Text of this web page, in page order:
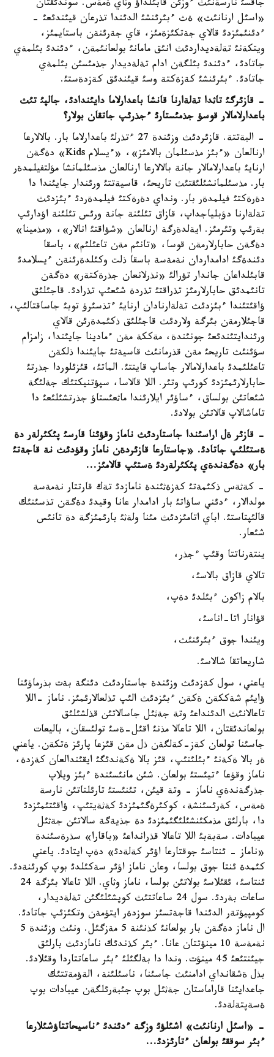
جاقسئ نارسةنئث ءوزئن قابئلداؤ وثاي ةمةس. سوندئقتان
«اسئل ارنانئث» ةث ءبئرئنشئ الدئندا تذرعان قيئندئعئ -
ءدئنئمئزدئ قالاي جةتكئزةمئز، قاي جةرئنةن باستايمئز،
ويتكةنئ تةلةديداردئث انئق مامانئ بولعانئمةن، ءدئندئ بئلمةي
جاتادئ، ءدئندئ بئلگةن ادام تةلةديدار جذمئسئن بئلمةي
جاتادئ. ءبئرئنشئ كةزةكتة وسئ قيئندئق كةزدةستئ.
- قازئرگئ تاثدا تةلةارنا قانشا باعدارلاما دايئندادئ، جالپئ تئث
باعدارلامالار قوسؤ جذمئستارئ ءجذرئپ جاتقان بولار؟
- البةتتة. قازئردئث وزئندة 27 ءتذرلئ باعدارلاما بار. بالالارعا
ارنالعان «ءبئز مذسئلمان بالامئز»، «ءيسلام Kids» دةگةن
ارنايئ باعدارلامالار جانة بالالارعا ارنالعان مذسئلمانشا مؤلتفيلمدةر
بار. مذسئلمانشئلئقتئث تاريحئ، قاسيةتتئ ورئندار جايئندا دا
دةرةكتئ فيلمدةر بار. ونداي دةرةكتئ فيلمدةردئ ءبئزدئث
تةلةارنا دؤبلياجداپ، قازاق تئلئنة جانة ورئس تئلئنة اؤدارئپ
بةرئپ وتئرمئز. ايةلدةرگة ارنالعان «شؤاقتئ انالار»، «مذمينا»
دةگةن حابارلارمةن قوسا، «تانئم مةن تاعئلئم»، باسقا
دئندةگئ ادامداردان نةمةسة باسقا ذلت وكئلدةرئنةن ءيسلامدئ
قابئلداعان جاندار تؤرالئ «نذرلانعان جذرةكتةر» دةگةن
تانئمدئق حابارلارمئز تذراقتئ تذردة شئعئپ تذرادئ. قاجئلئق
ؤاقئتئندا ءبئزدئث تةلةارنادان ارنايئ ءتذسئرؤ توبئ جاساقتالئپ،
قاجئلارمةن بئرگة ولاردئث قاجئلئق ذكئمدةرئن قالاي
ورئندايتئندئعئ جونئندة، مةككة مةن ءمادينا جايئندا، زامزام
سؤئنئث تاريحئ مةن قذرمانئث قاسيةتئ جايئندا ذلكةن
تاعئلئمدئ باعدارلامالار جاساپ قايتتئ. الماتئ، قئزئلوردا جذرتئ
حابارلارئمئزدئ كورئپ وتئر. اللا قالاسا، سپؤتنيكتئك جةلئگة
شئعاتئن بولساق، ءساؤئر ايلارئندا ماثعئستاؤ جذرتشئلئعئ دا
تاماشالاپ قالاتئن بولادئ.
- قازئر ةل اراسئندا جاستاردئث ناماز وقؤئنا قارسئ پئكئرلةر دة
ةستئلئپ جاتادئ. «جاستارعا قازئردةن ناماز وقؤدئث نة قاجةتئ
بار» دةگةندةي پئكئرلةردئ ةستئپ قالامئز...
- كةثةس ذكئمةتئ كةزةثئندة نامازدئ تةك قارتتار نةمةسة
مولدالار، ءدئني ساؤاتئ بار ادامدار عانا وقيدئ دةگةن تذسئنئك
قالئپتاستئ. اباي اتامئزدئث مئنا ولةثئ بارئمئزگة دة تانئس
شئعار.
ينتةرناتتا وقئپ ءجذر،
تالاي قازاق بالاسئ،
بالام زاكون ءبئلدئ دةپ،
قؤانار اتا-اناسئ،
ويئندا جوق ءبئرئنئث،
شاريعاتقا شالاسئ.
ياعني، سول كةزدئث وزئندة جاستاردئث دئنگة بةت بذرماؤئنا
ؤايئم شةككةن ةكةن ءبئزدئث الئپ تذلعالارئمئز. ناماز -اللا
تاعالانئث الدئنداعئ وتة جةثئل جاسالاتئن قذلشئلئق
بولعاندئقتان، اللا تاعالا مذنئ اقئل-ةسئ تولئسقان، باليعات
جاسئنا تولعان كةز-كةلگةن ذل مةن قئزعا پارئز ةتكةن. ياعني
ةر بالا ةكةنئ ءبئلئنئپ، قئز بالا ةكةندئگئ ايقئندالعان كةزدة،
ناماز وقؤعا ءتيئستئ بولعان. شئن مانئسئندة ءبئز ويلاپ
جذرگةندةي ناماز - وتة قيئن، تئنئستئ تارئلتاتئن نارسة
ةمةس، كةرئسئنشة، كوكئرةگئمئزدئ كةثةيتئپ، ؤاقئتئمئزدئ
دا، بارلئق مذمكئنشئلئگئمئزدئ دة جذيةگة سالاتئن جةثئل
عيبادات. سةبةبئ اللا تاعالا قذرانداعئ «باقارا» سذرةسئندة
«ناماز - ئنتاسئ جوقتارعا اؤئر كةلةدئ» دةپ ايتادئ. ياعني
كئمدة ئنتا جوق بولسا، وعان ناماز اؤئر سةكئلدئ بوپ كورئنةدئ.
ئنتاسئ، ئقئلاسئ بولاتئن بولسا، ناماز وثاي. اللا تاعالا بئزگة 24
ساعات بةردئ. سول 24 ساعاتتئث كوپشئلئگئن تةلةديدار،
كومپيؤتةر الدئندا قاجةتسئز سوزدةر ايتؤمةن وتكئزئپ جاتادئ.
ال ناماز دةگةن بار بولعانئ كذنئنة 5 مةزگئل. ونئث وزئندة 5
نةمةسة 10 مينؤتتان عانا. ءبئر كذندئك نامازدئث بارلئق
جيئنتئعئ 45 مينؤت. وندا دا بةلگئلئ ءبئر ساعاتتاردا وقئلادئ.
بذل ةشقانداي ادامنئث جاسئنا، ناسئلئنة، الةؤمةتتئك
جاعدايئنا قاراماستان جةثئل بوپ جئبةرئلگةن عيبادات بوپ
ةسةپتةلةدئ.
- «اسئل ارنانئث» اشئلؤئ وزگة ءدئندئ ءناسيحاتتاؤشئلارعا
ءبئر سوققئ بولعان ءتارئزدئ...